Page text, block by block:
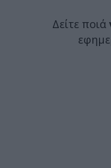
Δείτε ποιά